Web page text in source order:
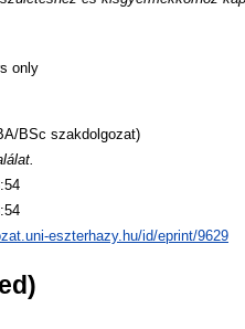
only
BSc szakdolgozat)
eszterhazy.hu/id/eprint/9629